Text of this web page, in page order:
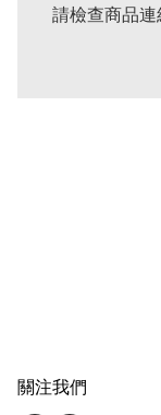
請檢查商品連
關注我們